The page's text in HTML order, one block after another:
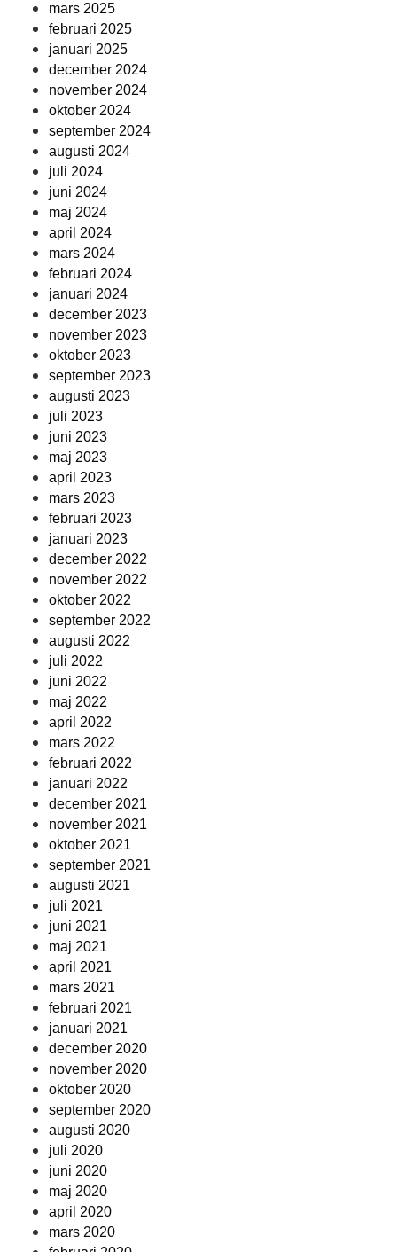
mars 2025
februari 2025
januari 2025
december 2024
november 2024
oktober 2024
september 2024
augusti 2024
juli 2024
juni 2024
maj 2024
april 2024
mars 2024
februari 2024
januari 2024
december 2023
november 2023
oktober 2023
september 2023
augusti 2023
juli 2023
juni 2023
maj 2023
april 2023
mars 2023
februari 2023
januari 2023
december 2022
november 2022
oktober 2022
september 2022
augusti 2022
juli 2022
juni 2022
maj 2022
april 2022
mars 2022
februari 2022
januari 2022
december 2021
november 2021
oktober 2021
september 2021
augusti 2021
juli 2021
juni 2021
maj 2021
april 2021
mars 2021
februari 2021
januari 2021
december 2020
november 2020
oktober 2020
september 2020
augusti 2020
juli 2020
juni 2020
maj 2020
april 2020
mars 2020